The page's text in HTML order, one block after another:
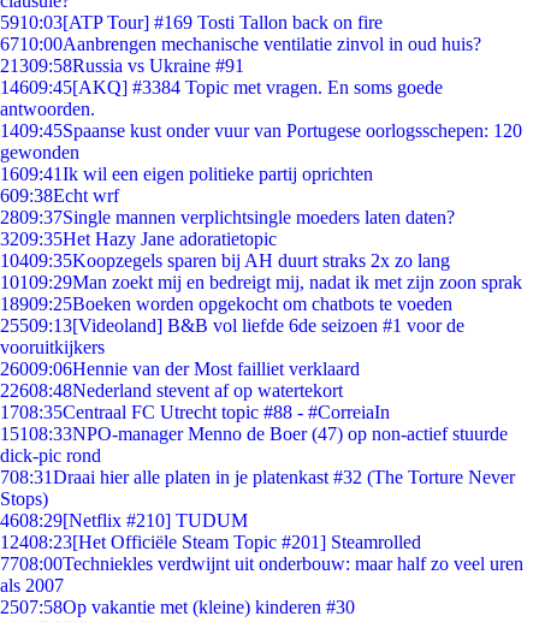
5910:03[ATP Tour] #169 Tosti Tallon back on fire
6710:00Aanbrengen mechanische ventilatie zinvol in oud huis?
21309:58Russia vs Ukraine #91
14609:45[AKQ] #3384 Topic met vragen. En soms goede
antwoorden.
1409:45Spaanse kust onder vuur van Portugese oorlogsschepen: 120
gewonden
1609:41Ik wil een eigen politieke partij oprichten
609:38Echt wrf
2809:37Single mannen verplichtsingle moeders laten daten?
3209:35Het Hazy Jane adoratietopic
10409:35Koopzegels sparen bij AH duurt straks 2x zo lang
10109:29Man zoekt mij en bedreigt mij, nadat ik met zijn zoon sprak
18909:25Boeken worden opgekocht om chatbots te voeden
25509:13[Videoland] B&B vol liefde 6de seizoen #1 voor de
vooruitkijkers
26009:06Hennie van der Most failliet verklaard
22608:48Nederland stevent af op watertekort
1708:35Centraal FC Utrecht topic #88 - #CorreiaIn
15108:33NPO-manager Menno de Boer (47) op non-actief stuurde
dick-pic rond
708:31Draai hier alle platen in je platenkast #32 (The Torture Never
Stops)
4608:29[Netflix #210] TUDUM
12408:23[Het Officiële Steam Topic #201] Steamrolled
7708:00Techniekles verdwijnt uit onderbouw: maar half zo veel uren
als 2007
2507:58Op vakantie met (kleine) kinderen #30